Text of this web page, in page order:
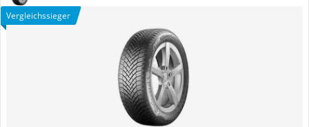
Vergleichssieger